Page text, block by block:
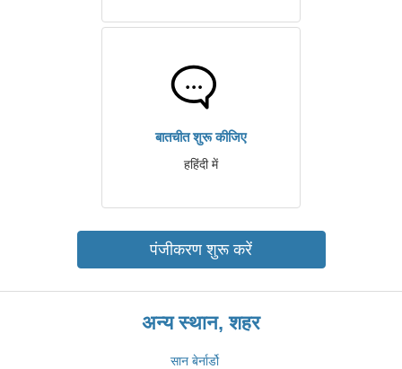
बातचीत शुरू कीजिए
हहिंदी में
पंजीकरण शुरू करें
अन्य स्थान, शहर
सान बेर्नार्डो